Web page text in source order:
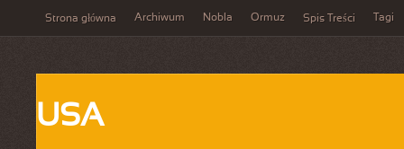
Strona główna Archiwum Nobla Ormuz Spis Treści Tagi
USA